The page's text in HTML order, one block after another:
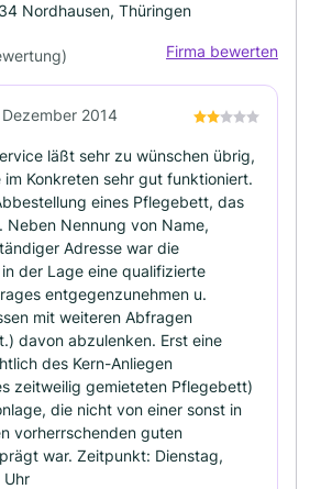
Nordhausen, Thüringen
Firma bewerten
Dezember 2014
läßt sehr zu wünschen übrig,
Konkreten sehr gut funktioniert.
eines Pflegebett, das
Nennung von Name,
Adresse war die
der Lage eine qualifizierte
entgegenzunehmen u.
mit weiteren Abfragen
davon abzulenken. Erst eine
des Kern-Anliegen
zeitweilig gemieteten Pflegebett)
die nicht von einer sonst in
vorherrschenden guten
war. Zeitpunkt: Dienstag,
Uhr